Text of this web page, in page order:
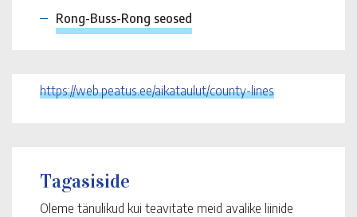
Rong-Buss-Rong seosed
https://web.peatus.ee/aikataulut/county-lines
Tagasiside
Oleme tänulikud kui teavitate meid avalike liinide